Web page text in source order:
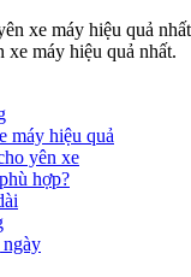
xe máy hiệu quả nhất.
máy hiệu quả
yên xe
hợp?